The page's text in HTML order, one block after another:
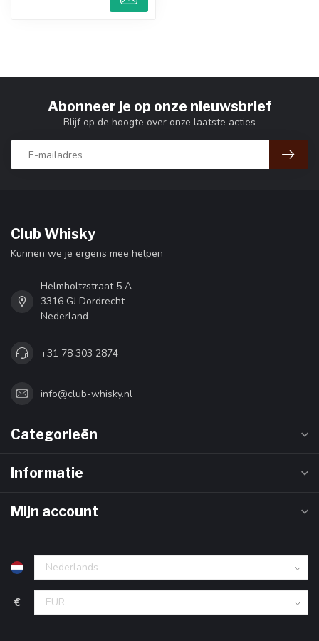
Abonneer je op onze nieuwsbrief
Blijf op de hoogte over onze laatste acties
Club Whisky
Kunnen we je ergens mee helpen
Helmholtzstraat 5 A
3316 GJ Dordrecht
Nederland
+31 78 303 2874
info@club-whisky.nl
Categorieën
Informatie
Mijn account
€